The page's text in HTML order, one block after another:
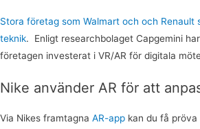
Stora företag som Walmart och och Renault
teknik. Enligt researchbolaget Capgemini
företagen investerat i VR/AR för digitala
Nike använder AR för att
Via Nikes framtagna AR-app kan du få